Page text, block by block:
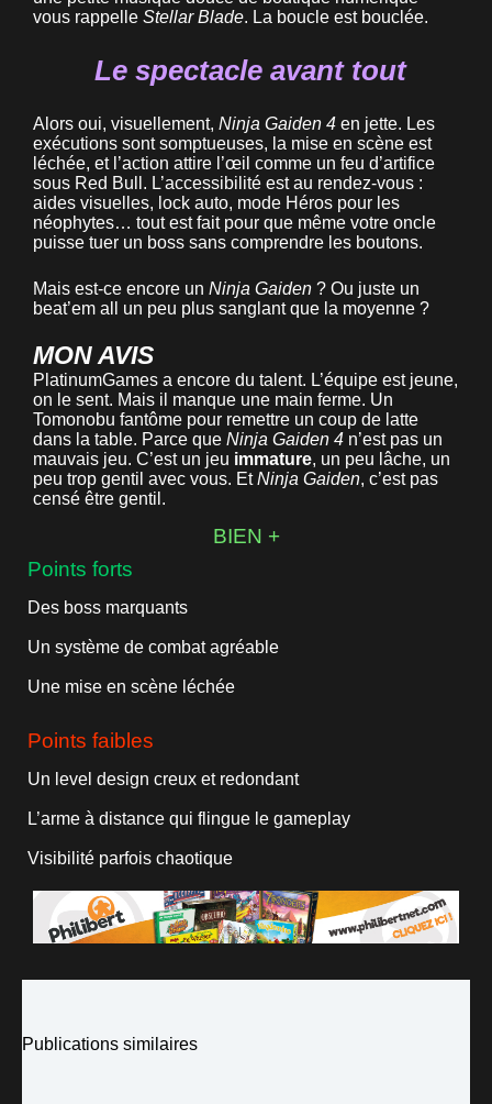
vous rappelle Stellar Blade. La boucle est bouclée.
Le spectacle avant tout
Alors oui, visuellement, Ninja Gaiden 4 en jette. Les
exécutions sont somptueuses, la mise en scène est
léchée, et l’action attire l’œil comme un feu d’artifice
sous Red Bull. L’accessibilité est au rendez-vous :
aides visuelles, lock auto, mode Héros pour les
néophytes… tout est fait pour que même votre oncle
puisse tuer un boss sans comprendre les boutons.
Mais est-ce encore un Ninja Gaiden ? Ou juste un
beat’em all un peu plus sanglant que la moyenne ?
MON AVIS
PlatinumGames a encore du talent. L’équipe est jeune,
on le sent. Mais il manque une main ferme. Un
Tomonobu fantôme pour remettre un coup de latte
dans la table. Parce que Ninja Gaiden 4 n’est pas un
mauvais jeu. C’est un jeu immature, un peu lâche, un
peu trop gentil avec vous. EtNinja Gaiden, c’est pas
censé être gentil.
BIEN +
Points forts
Des boss marquants
Un système de combat agréable
Une mise en scène léchée
Points faibles
Un level design creux et redondant
L’arme à distance qui flingue le gameplay
Visibilité parfois chaotique
Publications similaires